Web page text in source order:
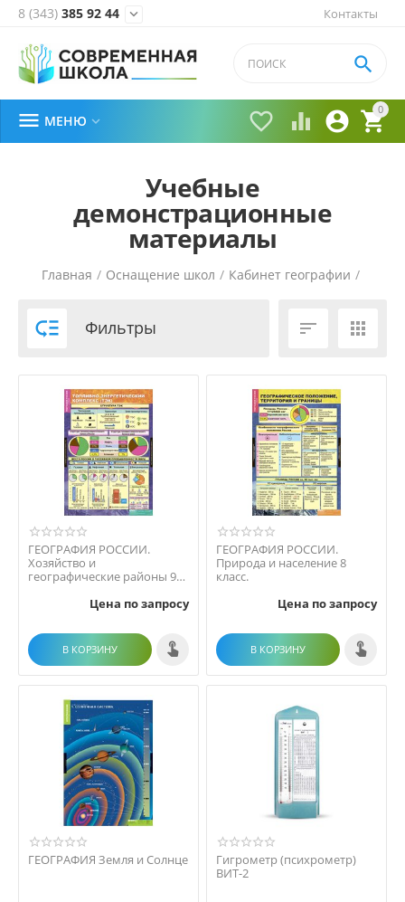
Контакты
8 (343) 385 92 44 
0


 

 МЕНЮ 
Учебные
демонстрационные
материалы
Главная / Оснащение школ / Кабинет географии /
 Фильтры  
ГЕОГРАФИЯ РОССИИ.
Хозяйство и
географические районы 9
Цена по запросу
В КОРЗИНУ
ГЕОГРАФИЯ РОССИИ.
Природа и население 8
класс.
Цена по запросу
В КОРЗИНУ
ГЕОГРАФИЯ Земля и Солнце
Гигрометр (психрометр)
ВИТ-2